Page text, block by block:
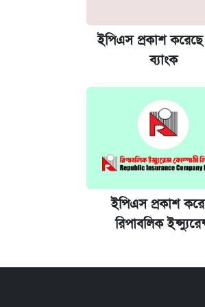
নবম পে স্কেল
জুলাই স্মৃতি
যুক্তরাষ্ট্র থেকে
ইপিএস প্রকাশ করেছে
ব্যাংক
ইপিএস প্রকাশ
রিপাবলিক